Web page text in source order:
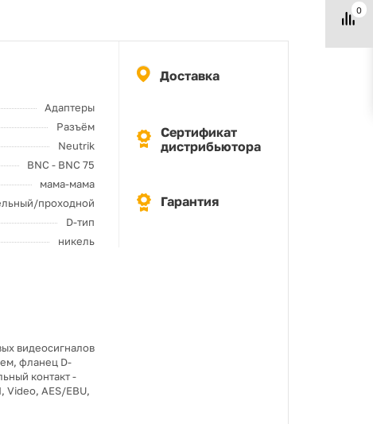
0
Адаптеры
Разъём
Neutrik
BNC - BNC 75
мама-мама
проходной
D-тип
никель
видеосигналов
фланец D-
контакт -
Video, AES/EBU,
Доставка
Сертификат
дистрибьютора
Гарантия